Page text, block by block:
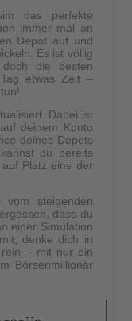
das perfekte
immer mal an
Depot auf und
Es ist völlig
die besten
etwas Zeit –
Dabei ist
deinem Konto
deines Depots
du bereits
Platz eins der
steigenden
dass du
einer Simulation
denke dich in
rein – mit nur ein
Börsenmillionär